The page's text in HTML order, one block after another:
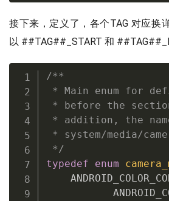
接下来，定义了，各个TAG 对应换
以 ##TAG##_START 和
/**
* Main enum for
* before the
* addition, the
* system/media/
*/
typedef
enum